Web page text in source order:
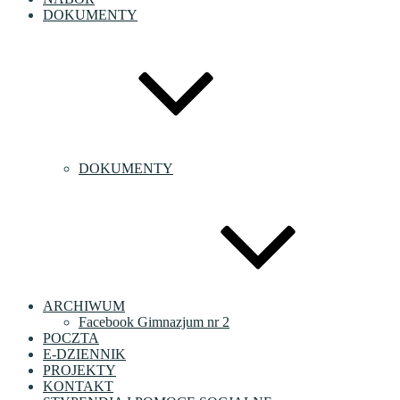
DOKUMENTY
DOKUMENTY
ARCHIWUM
Facebook Gimnazjum nr 2
POCZTA
E-DZIENNIK
PROJEKTY
KONTAKT